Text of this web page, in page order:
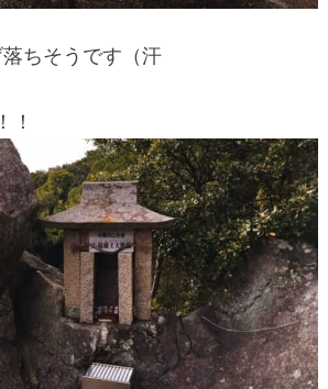
ちそうです（汗
！